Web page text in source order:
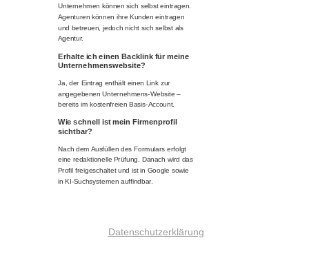
Datenschutzerklärung
Unternehmen können sich selbst eintragen.
Agenturen können ihre Kunden eintragen
und betreuen, jedoch nicht sich selbst als
Agentur.
Erhalte ich einen Backlink für meine
Unternehmenswebsite?
Ja, der Eintrag enthält einen Link zur
angegebenen Unternehmens-Website –
bereits im kostenfreien Basis-Account.
Wie schnell ist mein Firmenprofil
sichtbar?
Nach dem Ausfüllen des Formulars erfolgt
eine redaktionelle Prüfung. Danach wird das
Profil freigeschaltet und ist in Google sowie
in KI-Suchsystemen auffindbar.